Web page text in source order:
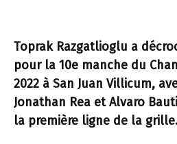
Toprak Razgatlioglu a
pour la 10e manche du
2022 à San Juan Villicum,
Jonathan Rea et Alvaro
la première ligne de la